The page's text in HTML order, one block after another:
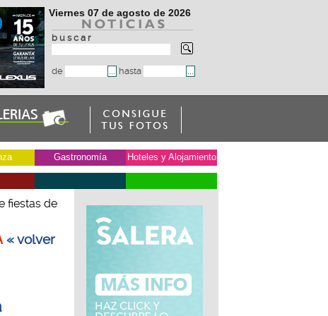
Viernes 07 de agosto de 2026
b u s c a r
de hasta
Gastronomía Hoteles y Alojamiento
fiestas de
« volver